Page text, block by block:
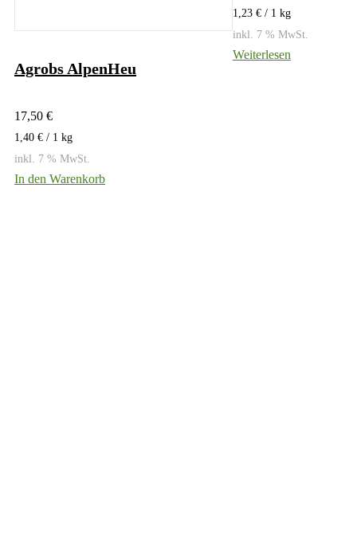
Agrobs AlpenHeu
17,50 €
1,40 € / 1 kg
inkl. 7 % MwSt.
In den Warenkorb
1,23 € / 1 kg
inkl. 7 % MwSt.
Weiterlesen